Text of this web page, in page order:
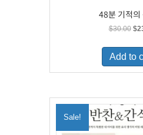
48분 기적의
$30.00 $
Add to
Sale!